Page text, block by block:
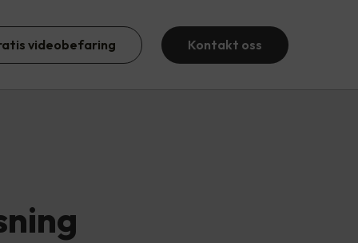
videobefaring Kontakt oss